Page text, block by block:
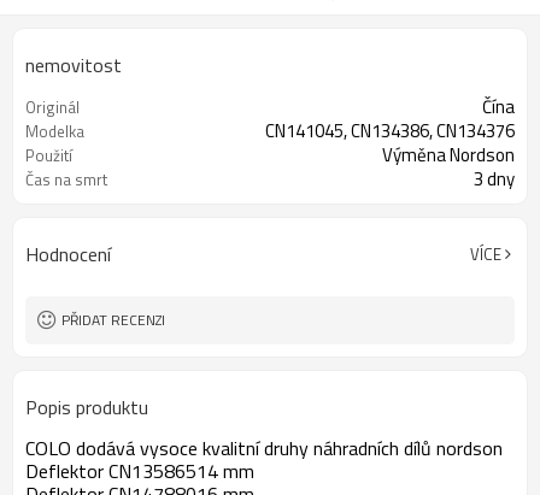
nemovitost
Originál Čína
Modelka CN141045, CN134386, CN134376
Použití Výměna Nordson
Čas na smrt 3 dny
Hodnocení VÍCE
PŘIDAT RECENZI
Popis produktu
COLO dodává vysoce kvalitní druhy náhradních dílů nordson
Deflektor CN13586514 mm